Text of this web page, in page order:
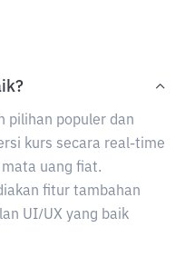
pilihan populer dan
kurs secara real-time
uang fiat.
fitur tambahan
UI/UX yang baik